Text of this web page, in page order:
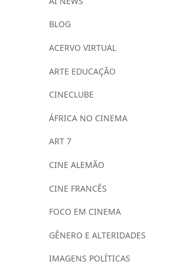
BLOG
ACERVO VIRTUAL
ARTE EDUCAÇÃO
CINECLUBE
ÁFRICA NO CINEMA
ART 7
CINE ALEMÃO
CINE FRANCÊS
FOCO EM CINEMA
GÊNERO E ALTERIDADES
IMAGENS POLÍTICAS